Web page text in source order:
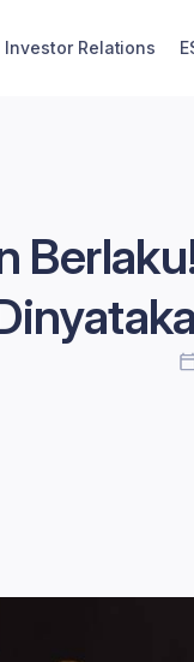
Investor Relations